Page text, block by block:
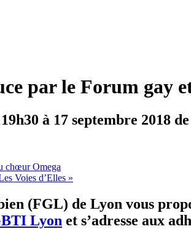
par le Forum gay
à 17 septembre 2018
chœur Omega
Voies d’Elles »
(FGL) de Lyon vous
Lyon et s’adresse aux